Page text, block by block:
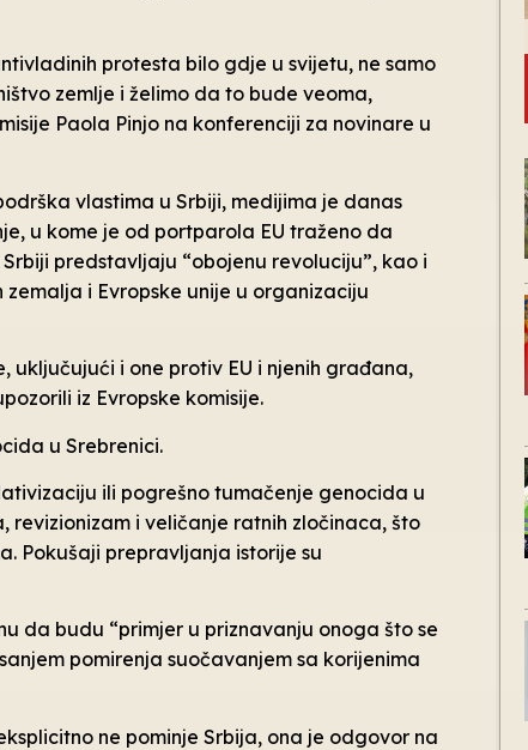
protesta bilo gdje u svijetu, ne samo
zemlje i želimo da to bude veoma,
Paola Pinjo na konferenciji za novinare u
vlastima u Srbiji, medijima je danas
u kome je od portparola EU traženo da
predstavljaju “obojenu revoluciju”, kao i
i Evropske unije u organizaciju
i one protiv EU i njenih građana,
iz Evropske komisije.
u Srebrenici.
ili pogrešno tumačenje genocida u
revizionizam i veličanje ratnih zločinaca, što
Pokušaji prepravljanja istorije su
da budu “primjer u priznavanju onoga što se
pomirenja suočavanjem sa korijenima
ne pominje Srbija, ona je odgovor na